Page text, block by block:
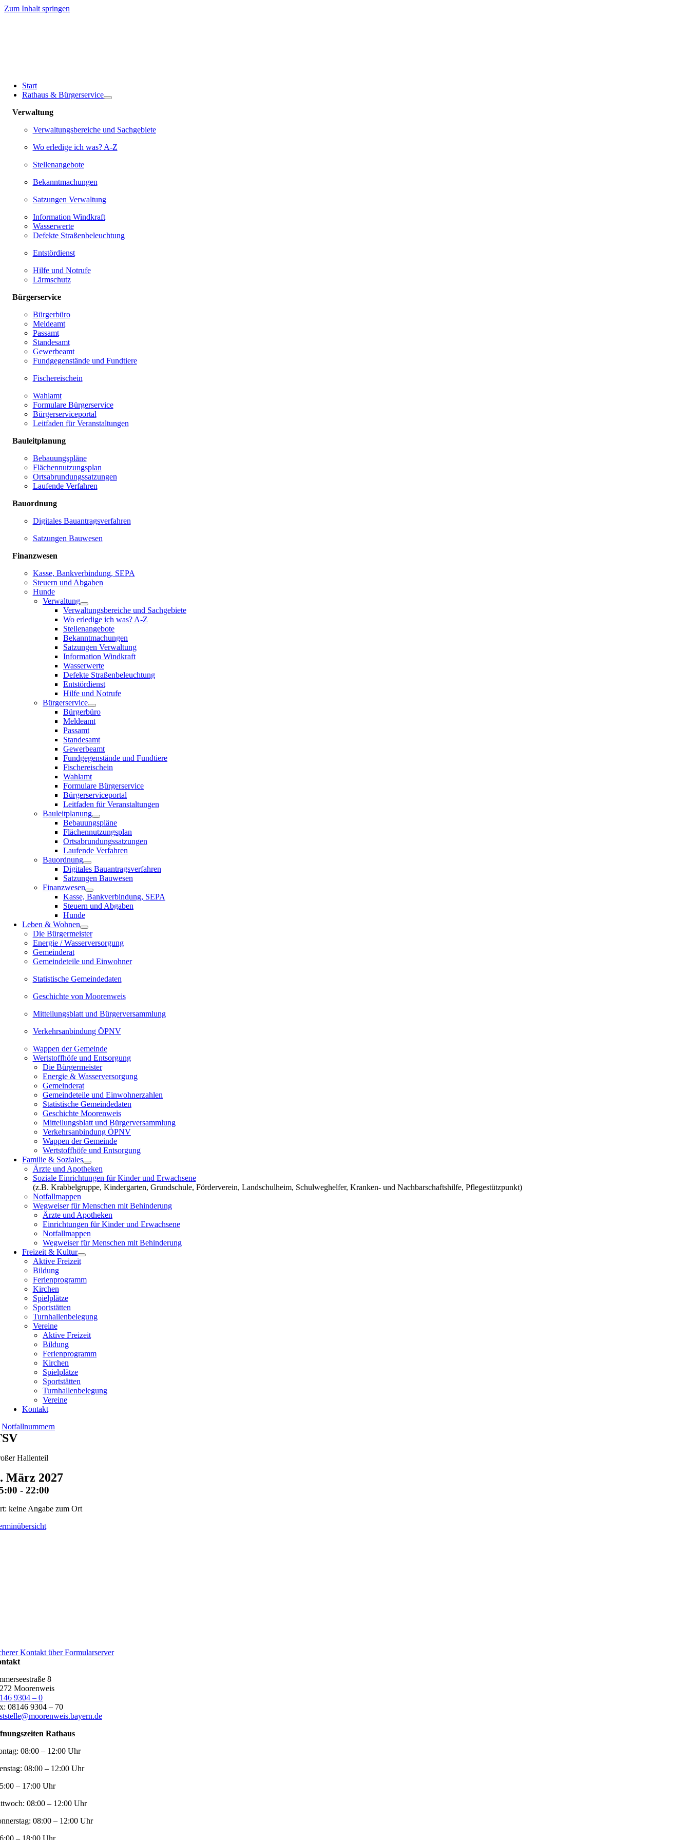
Zum Inhalt springen
Start
Rathaus & Bürgerservice
Verwaltung
Verwaltungsbereiche und Sachgebiete
Wo erledige ich was? A-Z
Stellenangebote
Bekanntmachungen
Satzungen Verwaltung
Information Windkraft
Wasserwerte
Defekte Straßenbeleuchtung
Entstördienst
Hilfe und Notrufe
Lärmschutz
Bürgerservice
Bürgerbüro
Meldeamt
Passamt
Standesamt
Gewerbeamt
Fundgegenstände und Fundtiere
Fischereischein
Wahlamt
Formulare Bürgerservice
Bürgerserviceportal
Leitfaden für Veranstaltungen
Bauleitplanung
Bebauungspläne
Flächennutzungsplan
Ortsabrundungssatzungen
Laufende Verfahren
Bauordnung
Digitales Bauantragsverfahren
Satzungen Bauwesen
Finanzwesen
Kasse, Bankverbindung, SEPA
Steuern und Abgaben
Hunde
Verwaltung
Verwaltungsbereiche und Sachgebiete
Wo erledige ich was? A-Z
Stellenangebote
Bekanntmachungen
Satzungen Verwaltung
Information Windkraft
Wasserwerte
Defekte Straßenbeleuchtung
Entstördienst
Hilfe und Notrufe
Bürgerservice
Bürgerbüro
Meldeamt
Passamt
Standesamt
Gewerbeamt
Fundgegenstände und Fundtiere
Fischereischein
Wahlamt
Formulare Bürgerservice
Bürgerserviceportal
Leitfaden für Veranstaltungen
Bauleitplanung
Bebauungspläne
Flächennutzungsplan
Ortsabrundungssatzungen
Laufende Verfahren
Bauordnung
Digitales Bauantragsverfahren
Satzungen Bauwesen
Finanzwesen
Kasse, Bankverbindung, SEPA
Steuern und Abgaben
Hunde
Leben & Wohnen
Die Bürgermeister
Energie / Wasserversorgung
Gemeinderat
Gemeindeteile und Einwohner
Statistische Gemeindedaten
Geschichte von Moorenweis
Mitteilungsblatt und Bürgerversammlung
Verkehrsanbindung ÖPNV
Wappen der Gemeinde
Wertstoffhöfe und Entsorgung
Die Bürgermeister
Energie & Wasserversorgung
Gemeinderat
Gemeindeteile und Einwohnerzahlen
Statistische Gemeindedaten
Geschichte Moorenweis
Mitteilungsblatt und Bürgerversammlung
Verkehrsanbindung ÖPNV
Wappen der Gemeinde
Wertstoffhöfe und Entsorgung
Familie & Soziales
Ärzte und Apotheken
Soziale Einrichtungen für Kinder und Erwachsene
(z.B. Krabbelgruppe, Kindergarten, Grundschule, Förderverein, Landschulheim, Schulweghelfer, Kranken- und Nachbarschaftshilfe, Pflegestützpunkt)
Notfallmappen
Wegweiser für Menschen mit Behinderung
Ärzte und Apotheken
Einrichtungen für Kinder und Erwachsene
Notfallmappen
Wegweiser für Menschen mit Behinderung
Freizeit & Kultur
Aktive Freizeit
Bildung
Ferienprogramm
Kirchen
Spielplätze
Sportstätten
Turnhallenbelegung
Vereine
Aktive Freizeit
Bildung
Ferienprogramm
Kirchen
Spielplätze
Sportstätten
Turnhallenbelegung
Vereine
Kontakt
Notfallnummern
Hallenteil
März 2027
- 22:00
keine Angabe zum Ort
Kontakt über Formularserver
8
Moorenweis
9304 – 0
08146 9304 – 70
Rathaus
08:00 – 12:00 Uhr
08:00 – 12:00 Uhr
– 17:00 Uhr
08:00 – 12:00 Uhr
08:00 – 12:00 Uhr
– 18:00 Uhr